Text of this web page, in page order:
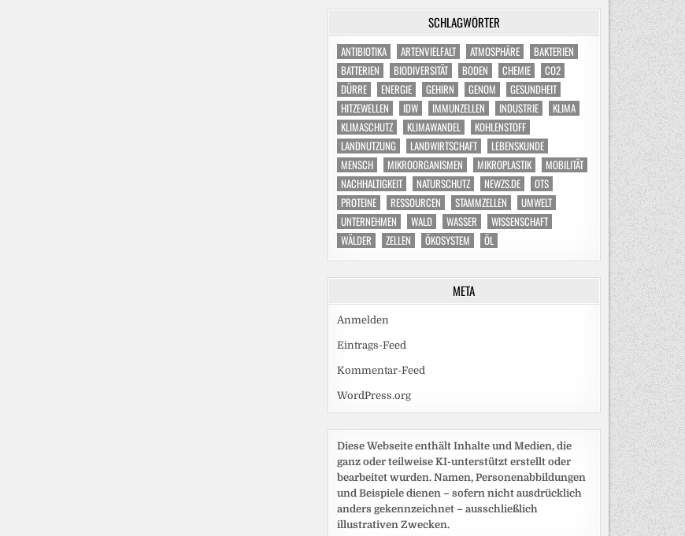
SCHLAGWÖRTER
ANTIBIOTIKA ARTENVIELFALT ATMOSPHÄRE
BAKTERIEN
BATTERIEN
BIODIVERSITÄT BODEN CHEMIE
CO2
DÜRRE
ENERGIE GEHIRN GENOM
GESUNDHEIT
HITZEWELLEN
IDW IMMUNZELLEN INDUSTRIE
KLIMA
KLIMASCHUTZ
KLIMAWANDEL
KOHLENSTOFF
LANDNUTZUNG
LANDWIRTSCHAFT
LEBENSKUNDE
MENSCH
MIKROORGANISMEN MIKROPLASTIK
MOBILITÄT
NACHHALTIGKEIT
NATURSCHUTZ NEWZS.DE
OTS
PROTEINE
RESSOURCEN STAMMZELLEN
UMWELT
UNTERNEHMEN
WALD WASSER
WISSENSCHAFT
WÄLDER
ZELLEN ÖKOSYSTEM ÖL
META
Anmelden
Eintrags-Feed
Kommentar-Feed
WordPress.org
Diese Webseite enthält Inhalte und Medien, die
ganz oder teilweise KI-unterstützt erstellt oder
bearbeitet wurden. Namen, Personenabbildungen
und Beispiele dienen – sofern nicht ausdrücklich
anders gekennzeichnet – ausschließlich
illustrativen Zwecken.